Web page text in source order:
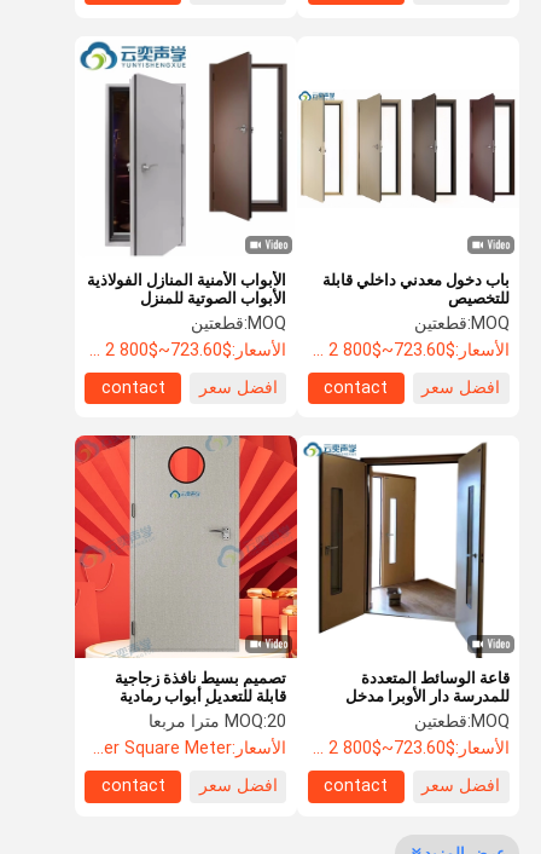
جولة في
المصنع
مراقبة الجودة اتصل بنا القضايا
باب دخول معدني داخلي قابلة
للتخصيص
MOQ: قطعتين
الأسعار:$723.60~$800 2 - 49 pieces, $638.80 50~$720 99 pieces , 100 - 199 pieces $621.7
افضل سعر
contact
الأبواب الأمنية المنازل الفولاذية
الأبواب الصوتية للمنزل
MOQ: قطعتين
الأسعار:$723.60~$800 2 - 49 pieces, $638.80 50~$720 99 pieces , 100 - 199 pieces $621.7
افضل سعر
contact
قاعة الوسائط المتعددة
للمدرسة دار الأوبرا مدخل
مقاوم للصوت باب فولاذي
MOQ: قطعتين
الأسعار:$723.60~$800 2 - 49 pieces, $638.80 50~$720 99 pieces , 100 - 199 pieces $621.7
افضل سعر
contact
تصميم بسيط نافذة زجاجية
قابلة للتعديل أبواب رمادية
مضادة للصدأ من الفولاذ
MOQ:20 مترا مربعا
الأسعار:US$104.8 Per Square Meter
افضل سعر
contact